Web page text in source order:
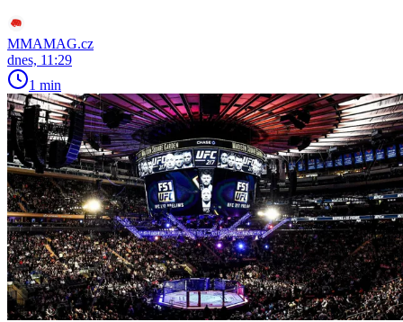
MMAMAG.cz
dnes, 11:29
1 min